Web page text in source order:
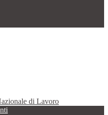
di Lavoro